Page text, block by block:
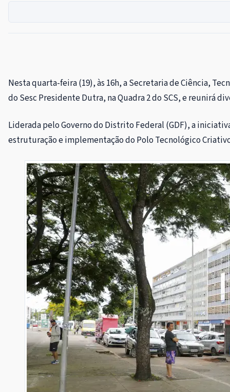
Nesta quarta-feira (19), às 16h, a Secretaria de Ciência,
do Sesc Presidente Dutra, na Quadra 2 do SCS, e reunirá
Liderada pelo Governo do Distrito Federal (GDF), a
estruturação e implementação do Polo Tecnológico